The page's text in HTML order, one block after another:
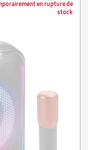
en rupture de
stock